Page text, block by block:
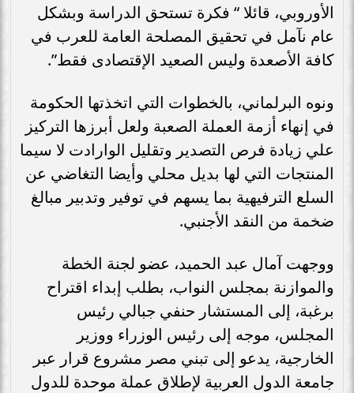
الأوروبي، قائلا “ فكرة تستحق الدراسة وبشكل
عام نآمل في تحقيق المصلحة العامة للعرب في
كافة الأصعدة وليس الصعيد الإقتصادى فقط”.
ونوه البرلماني، بالخطوات التي اتخذتها الحكومة
في إنهاء أزمة العملة الصعبة ولعل أبرزها التركيز
علي زيادة فرص التصدير وتقليل الوارادت لا سيما
المنتجات التي لها بديل محلي وأيضا التغاضي عن
السلع الترفيهية بما يسهم في توفير وتدبير مبالغ
ضخمة من النقد الأجنبي.
ووجهت آمال عبد الحميد، عضو لجنة الخطة
والموازنة بمجلس النواب، بطلب إبداء اقتراح
برغبة، إلى المستشار حنفي جبالي رئيس
المجلس، موجه إلى رئيس الوزراء ووزير
الخارجية، يدعو إلى تبني مصر مشروع قرار عبر
جامعة الدول العربية لإطلاق عملة موحدة للدول